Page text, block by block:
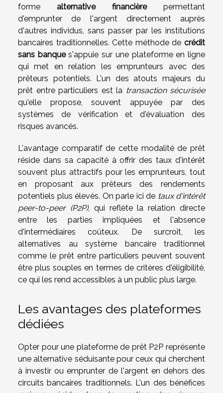
forme alternative financièrepermettant
d'emprunter de l'argent directement auprès
d'autres individus, sans passer par les institutions
bancaires traditionnelles. Cette méthode de crédit
sans banques'appuie sur une plateforme en ligne
qui met en relation les emprunteurs avec des
prêteurs potentiels. L'un des atouts majeurs du
prêt entre particuliers est la transaction sécurisée
qu'elle propose, souvent appuyée par des
systèmes de vérification et d'évaluation des
risques avancés.
L'avantage comparatif de cette modalité de prêt
réside dans sa capacité à offrir des taux d'intérêt
souvent plus attractifs pour les emprunteurs, tout
en proposant aux prêteurs des rendements
potentiels plus élevés. On parle ici de taux d'intérêt
peer-to-peer (P2P), qui reflète la relation directe
entre les parties impliquées et l'absence
d'intermédiaires coûteux. De surcroît, les
alternatives au système bancaire traditionnel
comme le prêt entre particuliers peuvent souvent
être plus souples en termes de critères d'éligibilité,
ce qui les rend accessibles à un public plus large.
Les avantages des plateformes
dédiées
Opter pour une plateforme de prêt P2P représente
une alternative séduisante pour ceux qui cherchent
à investir ou emprunter de l'argent en dehors des
circuits bancaires traditionnels. L'un des bénéfices